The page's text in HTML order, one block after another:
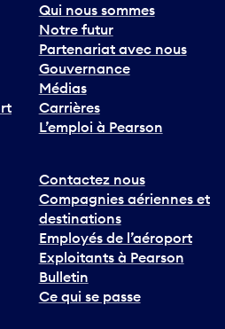
Qui nous sommes
Notre futur
Partenariat avec nous
Gouvernance
Médias
Carrières
L’emploi à Pearson
Contactez nous
Compagnies aériennes et
destinations
Employés de l’aéroport
Exploitants à Pearson
Bulletin
Ce qui se passe